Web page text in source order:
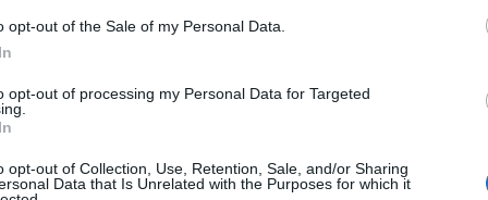
opt-out of the Sale of my Personal Data.
opt-out of processing my Personal Data for Targeted
opt-out of Collection, Use, Retention, Sale, and/or Sharing
Data that Is Unrelated with the Purposes for which it
bódékat.
hogy 1-1,5 milliárd forintnyi uniós forrás
illetve modern utasvárót magában foglaló
12 millió utast fogadó pályaudvart teljesen